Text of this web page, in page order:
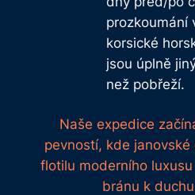
prozkoumání
korsické
jsou úplně
než pobřeží.
Naše expedice
pevností, kde
flotilu moderního
bránu k duchu